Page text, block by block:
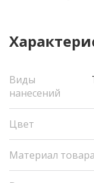
Виды
нанесений
Цвет
Материал товара